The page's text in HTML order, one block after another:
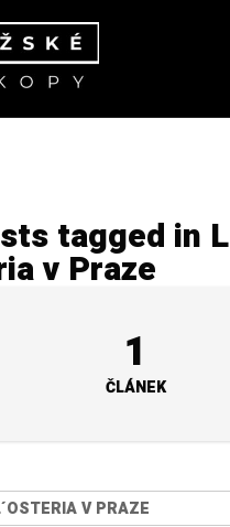
tagged in L
v Praze
1
ČLÁNEK
V PRAZE